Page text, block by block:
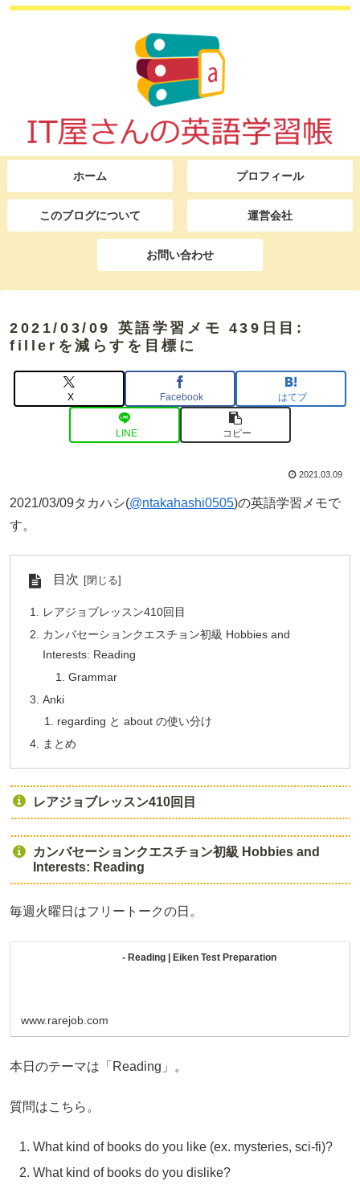
ホーム プロフィール
このブログについて 運営会社
お問い合わせ
2021/03/09 英語学習メモ 439日目:
fillerを減らすを目標に
X Facebook はてブ
LINE コピー
2021.03.09
2021/03/09タカハシ(@ntakahashi0505)の英語学習メモで
す。
目次
レアジョブレッスン410回目
カンバセーションクエスチョン初級 Hobbies and
Interests: Reading
Grammar
Anki
regarding と about の使い分け
まとめ
レアジョブレッスン410回目
カンバセーションクエスチョン初級 Hobbies and
Interests: Reading
毎週火曜日はフリートークの日。
- Reading | Eiken Test Preparation
www.rarejob.com
本日のテーマは「Reading」。
質問はこちら。
What kind of books do you like (ex. mysteries, sci-fi)?
What kind of books do you dislike?